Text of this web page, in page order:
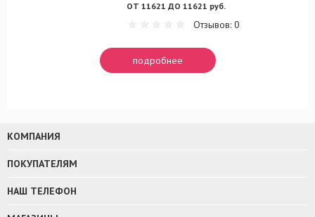
ОТ 11621 ДО 11621 руб.
Отзывов: 0
подробнее
КОМПАНИЯ
ПОКУПАТЕЛЯМ
НАШ ТЕЛЕФОН